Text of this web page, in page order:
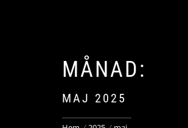
MÅNAD:
MAJ 2025